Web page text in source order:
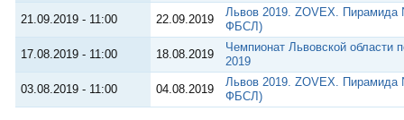
21.09.2019 - 11:00 22.09.2019
Львов 2019. ZOVEX. Пирамида
ФБСЛ)
17.08.2019 - 11:00 18.08.2019
Чемпионат Львовской области
2019
03.08.2019 - 11:00 04.08.2019
Львов 2019. ZOVEX. Пирамида
ФБСЛ)